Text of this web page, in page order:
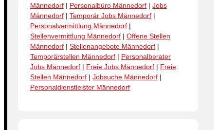
Männedorf | Personalbüro Männedorf | Jobs
Männedorf | Temporär Jobs Männedorf |
Personalvermittlung Männedorf |
Stellenvermittlung Männedorf | Offene Stellen
Männedorf | Stellenangebote Männedorf |
Temporärstellen Männedorf | Personalberater
Jobs Männedorf | Freie Jobs Männedorf | Freie
Stellen Männedorf | Jobsuche Männedorf |
Personaldienstleister Männedorf